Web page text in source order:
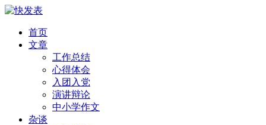
首页
文章
工作总结
心得体会
入团入党
演讲辩论
中小学作文
杂谈